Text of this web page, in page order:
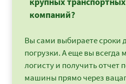
компаний?
Вы сами выбираете сроки
погрузки. А еще вы всегда
логисту и получить
машины прямо через